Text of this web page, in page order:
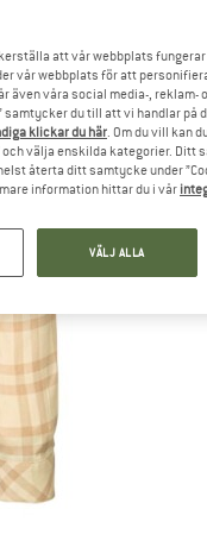
att vår webbplats
vår webbplats för att
våra social media-, reklam-
samtycker du till att vi handlar på
klickar du här. Om du vill kan
välja enskilda kategorier. Ditt
återta ditt samtycke under
information hittar du i vår
VÄLJ ALLA